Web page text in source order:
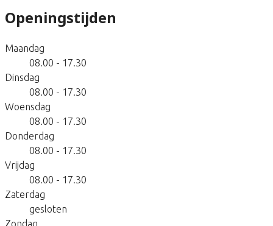
Openingstijden
Maandag
08.00 - 17.30
Dinsdag
08.00 - 17.30
Woensdag
08.00 - 17.30
Donderdag
08.00 - 17.30
Vrijdag
08.00 - 17.30
Zaterdag
gesloten
Zondag